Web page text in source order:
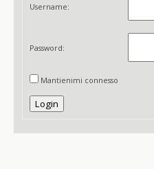
Username:
Password:
Mantienimi connesso
Login